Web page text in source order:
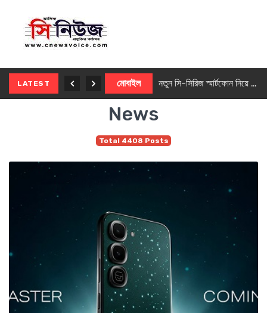
LATEST মোবাইল নতুন সি-সিরিজ স্মার্টফোন নিয়ে আসছে রিয়েলমি
News
Total 4408 Posts